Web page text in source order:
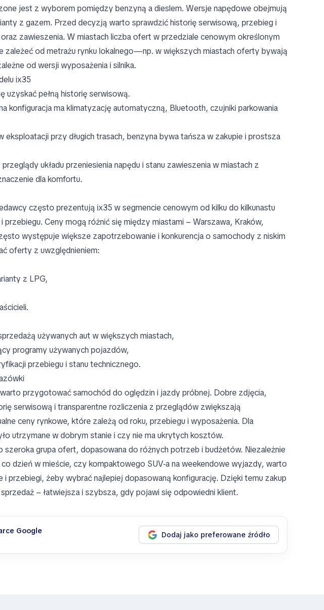
jest z wyborem pomiędzy benzyną a dieslem. Wersje napędowe obejmują
z gazem. Przed decyzją warto sprawdzić historię serwisową, przebieg i
zawieszenia. W miastach liczba ofert w przedziale cenowym określonym
zależeć od metrażu rynku lokalnego—np. w większych miastach oferty bywają
od wersji wyposażenia i silnika.
ix35
uzyskać pełną historię serwisową.
konfiguracja ma klimatyzację automatyczną, Bluetooth, czujniki parkowania
przy długich trasach, benzyna bywa tańsza w zakupie i prostsza
układu przeniesienia napędu i stanu zawieszenia w miastach z
dla komfortu.
często prezentują ix35 w segmencie cenowym od kilku do kilkunastu
Ceny mogą różnić się między miastami – Warszawa, Kraków,
występuje większe zapotrzebowanie i konkurencja o samochody z niskim
oferty z uwzględnieniem:
z LPG,
używanych aut w większych miastach,
programy używanych pojazdów,
przebiegu i stanu technicznego.
przygotować samochód do oględzin i jazdy próbnej. Dobre zdjęcia,
serwisową i transparentne rozliczenia z przeglądów zwiększają
ceny rynkowe, które zależą od roku, przebiegu i wyposażenia. Dla
utrzymane w dobrym stanie i czy nie ma ukrytych kosztów.
grupa ofert, dopasowana do różnych potrzeb i budżetów. Niezależnie
dzień w mieście, czy kompaktowego SUV-a na weekendowe wyjazdy, warto
przebiegi, żeby wybrać najlepiej dopasowaną konfigurację. Dzięki temu zakup
– łatwiejsza i szybsza, gdy pojawi się odpowiedni klient.
Google Dodaj jako preferowane źródło